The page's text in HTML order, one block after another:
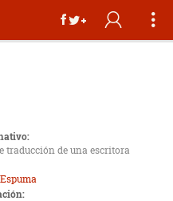
traducción de una escritora